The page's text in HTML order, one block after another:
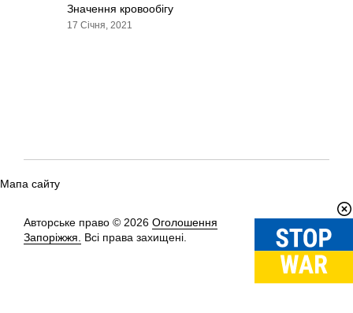
Значення кровообігу
17 Січня, 2021
Мапа сайту
Авторське право © 2026 Оголошення
Запоріжжя.
Всі права захищені.
Вгору↑